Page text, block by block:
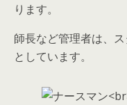
ります。
師長など管理者は、
としています。